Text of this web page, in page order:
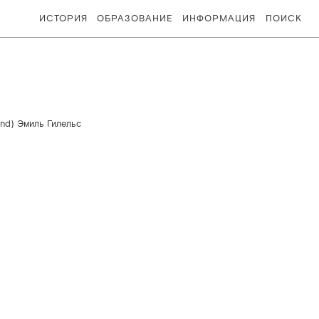
ИСТОРИЯ ОБРАЗОВАНИЕ ИНФОРМАЦИЯ ПОИСК